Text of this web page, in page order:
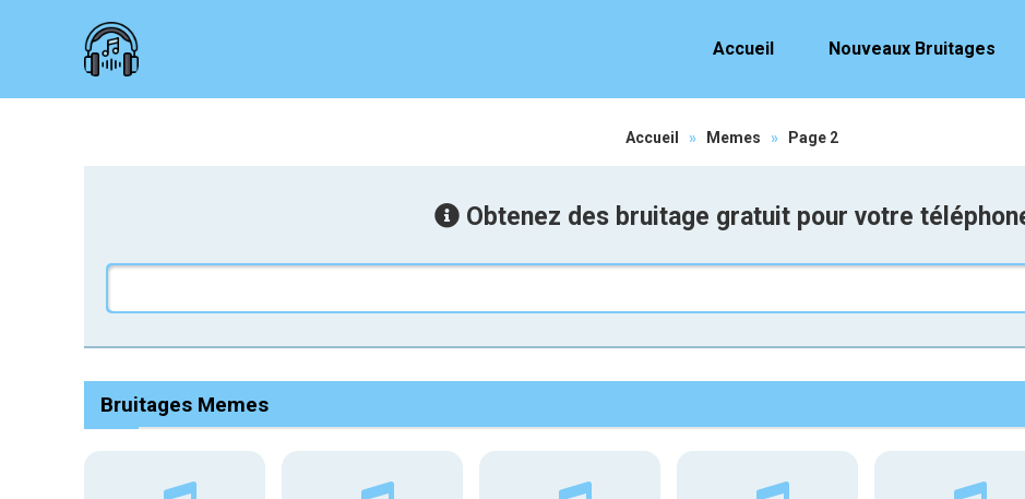
Accueil Nouveaux Bruitages
Accueil » Memes » Page 2
Obtenez des bruitage gratuit pour votre
Bruitages Memes